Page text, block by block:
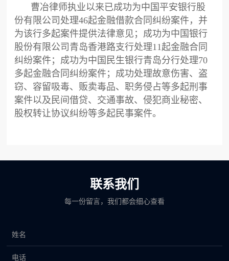
曹冶律师执业以来已成功为中国平安银行股
份有限公司处理46起金融借款合同纠纷案件，并
为该行多起案件提供法律意见；成功为中国银行
股份有限公司青岛香港路支行处理11起金融合同
纠纷案件；成功为中国民生银行青岛分行处理70
多起金融合同纠纷案件；成功处理故意伤害、盗
窃、容留吸毒、贩卖毒品、职务侵占等多起刑事
案件以及民间借贷、交通事故、侵犯商业秘密、
股权转让协议纠纷等多起民事案件。
联系我们
每一份留言，我们都会细心查看